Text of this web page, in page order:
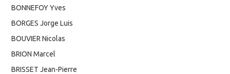
BONNEFOY Yves
BORGES Jorge Luis
BOUVIER Nicolas
BRION Marcel
BRISSET Jean-Pierre